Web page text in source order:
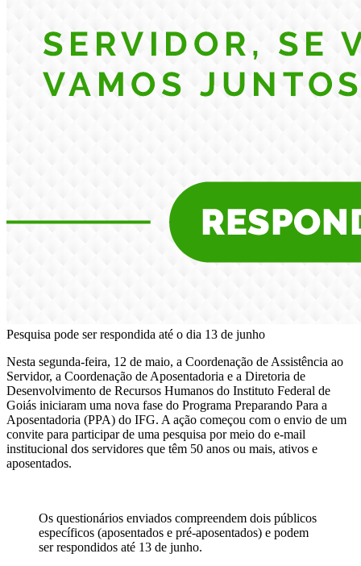
Pesquisa pode ser respondida até o dia 13 de junho
Nesta segunda-feira, 12 de maio, a Coordenação de Assistência ao
Servidor, a Coordenação de Aposentadoria e a Diretoria de
Desenvolvimento de Recursos Humanos do Instituto Federal de
Goiás iniciaram uma nova fase do Programa Preparando Para a
Aposentadoria (PPA) do IFG. A ação começou com o envio de um
convite para participar de uma pesquisa por meio do e-mail
institucional dos servidores que têm 50 anos ou mais, ativos e
aposentados.
Os questionários enviados compreendem dois públicos
específicos (aposentados e pré-aposentados) e podem
ser respondidos até 13 de junho.